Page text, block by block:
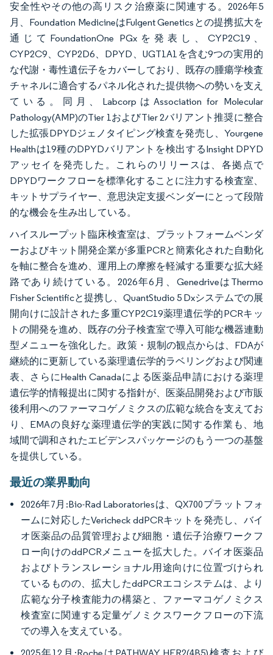
安全性やその他の高リスク治療薬に関連する。2026年5
月、Foundation MedicineはFulgent Geneticsとの提携拡大を
通じてFoundationOne PGxを発表し、CYP2C19、
CYP2C9、CYP2D6、DPYD、UGT1A1を含む9つの実用的
な代謝・毒性遺伝子をカバーしており、既存の腫瘍学検査
チャネルに適合するパネル化された提供物への勢いを支え
ている。同月、LabcorpはAssociation for Molecular
Pathology(AMP)のTier 1およびTier 2バリアント推奨に整合
した拡張DPYDジェノタイピング検査を発売し、Yourgene
Healthは19種のDPYDバリアントを検出するInsight DPYD
アッセイを発売した。これらのリリースは、各拠点で
DPYDワークフローを標準化することに注力する検査室、
キットサプライヤー、意思決定支援ベンダーにとって段階
的な機会を生み出している。
ハイスループット臨床検査室は、プラットフォームベンダ
ーおよびキット開発企業が多重PCRと簡素化された自動化
を軸に整合を進め、運用上の摩擦を軽減する重要な拡大経
路であり続けている。2026年6月、GenedriveはThermo
Fisher Scientificと提携し、QuantStudio 5 Dxシステムでの展
開向けに設計された多重CYP2C19薬理遺伝学的PCRキッ
トの開発を進め、既存の分子検査室で導入可能な機器連動
型メニューを強化した。政策・規制の観点からは、FDAが
継続的に更新している薬理遺伝学的ラベリングおよび関連
表、さらにHealth Canadaによる医薬品申請における薬理
遺伝学的情報提出に関する指針が、医薬品開発および市販
後利用へのファーマコゲノミクスの広範な統合を支えてお
り、EMAの良好な薬理遺伝学的実践に関する作業も、地
域間で調和されたエビデンスパッケージのもう一つの基盤
を提供している。
最近の業界動向
2026年7月:Bio-Rad Laboratoriesは、QX700プラットフォ
ームに対応したVericheck ddPCRキットを発売し、バイ
オ医薬品の品質管理および細胞・遺伝子治療ワークフ
ロー向けのddPCRメニューを拡大した。バイオ医薬品
およびトランスレーショナル用途向けに位置づけられ
ているものの、拡大したddPCRエコシステムは、より
広範な分子検査能力の構築と、ファーマコゲノミクス
検査室に関連する定量ゲノミクスワークフローの下流
での導入を支えている。